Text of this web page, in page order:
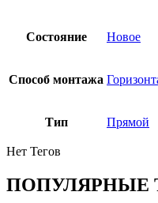
Состояние Новое
Способ монтажа
Тип Прямой
Нет Тегов
ПОПУЛЯРНЫЕ